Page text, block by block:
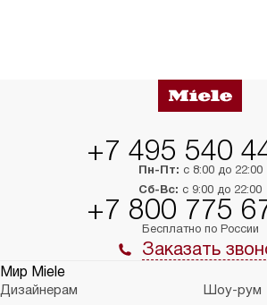
+7 495 540
Пн-Пт: с 8:00 до 22:00
Сб-Вс: с 9:00 до 22:00
+7 800 775
Бесплатно по России
Заказать
Мир Miele
Дизайнерам
Шоу-рум